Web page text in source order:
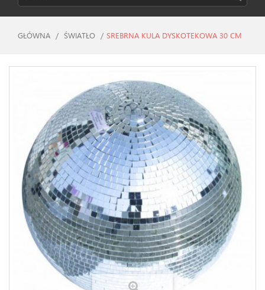
GŁÓWNA / ŚWIATŁO / SREBRNA KULA DYSKOTEKOWA 30 CM